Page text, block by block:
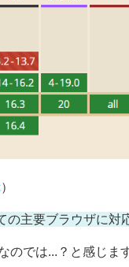
）
主要ブラウザに対
では...？と感じま